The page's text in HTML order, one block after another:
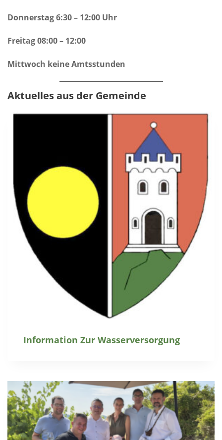
Donnerstag 6:30 – 12:00 Uhr
Freitag 08:00 – 12:00
Mittwoch keine Amtsstunden
Aktuelles aus der Gemeinde
Information Zur Wasserversorgung